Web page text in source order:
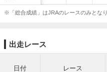
※「総合成績」はJRAのレースのみとなり
出走レース
日付 レース